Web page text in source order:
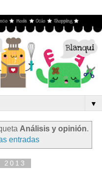
▼
Análisis y opinión.
entradas
2013